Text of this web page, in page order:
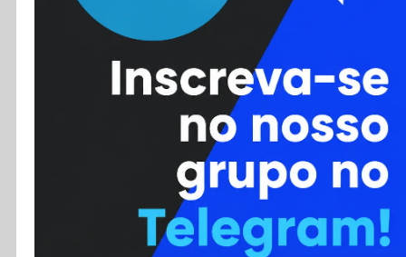
Colaboradores
Cursos
Enviar Dica